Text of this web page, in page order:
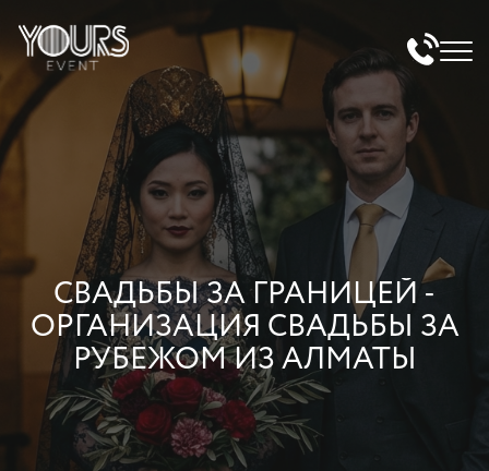
СВАДЬБЫ ЗА ГРАНИЦЕЙ -
ОРГАНИЗАЦИЯ СВАДЬБЫ ЗА
РУБЕЖОМ ИЗ АЛМАТЫ